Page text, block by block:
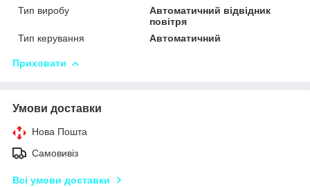
Тип виробу
Автоматичний відвідник
повітря
Тип керування
Автоматичний
Приховати
Умови доставки
Нова Пошта
Самовивіз
Всі умови доставки